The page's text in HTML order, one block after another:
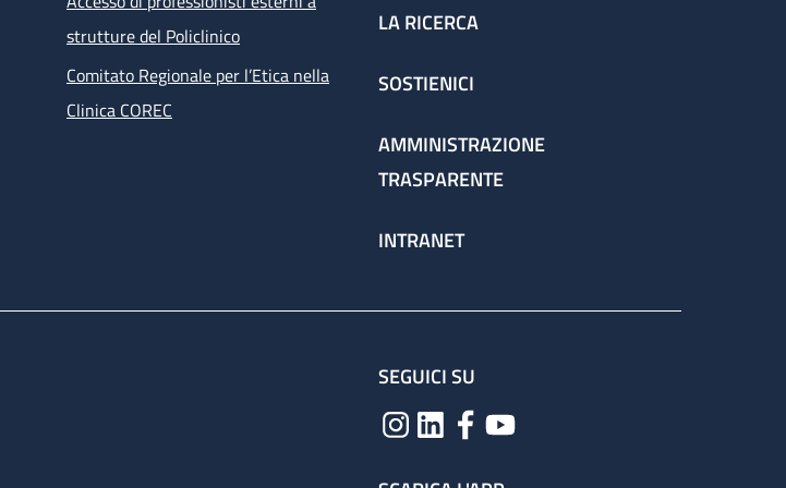
microbiologici su feci, urine, espettorato
test e ricerca HPV
sono prenotate direttamente dal servizio attraverso il percorso
strutture del Policlinico
Comitato Regionale per l’Etica nella
Clinica COREC
LA RICERCA
SOSTIENICI
AMMINISTRAZIONE
TRASPARENTE
INTRANET
SEGUICI SU